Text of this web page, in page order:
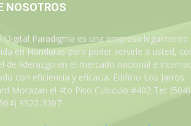
NOSOTROS
Digital Paradigma es una empresa legalmente
en Honduras para poder servirle a usted,
de liderazgo en el mercado nacional e
con eficiencia y eficacia. Edificio Los Jarros
Morazan el 4to Piso Cubiculo #402 Tel:
9522-3307